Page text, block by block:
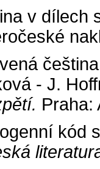
v dílech
- J.
Praha:
kód